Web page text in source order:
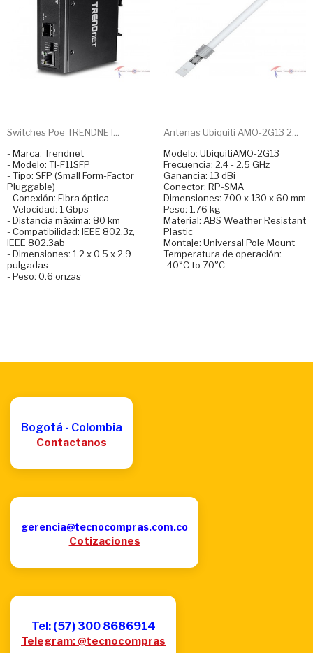
Switches Poe TRENDNET...
- Marca: Trendnet
- Modelo: TI-F11SFP
- Tipo: SFP (Small Form-Factor
Pluggable)
- Conexión: Fibra óptica
- Velocidad: 1 Gbps
- Distancia máxima: 80 km
- Compatibilidad: IEEE 802.3z,
IEEE 802.3ab
- Dimensiones: 1.2 x 0.5 x 2.9
pulgadas
- Peso: 0.6 onzas
Antenas Ubiquiti AMO-2G13 2...
Modelo: UbiquitiAMO-2G13
Frecuencia: 2.4 - 2.5 GHz
Ganancia: 13 dBi
Conector: RP-SMA
Dimensiones: 700 x 130 x 60 mm
Peso: 1.76 kg
Material: ABS Weather Resistant
Plastic
Montaje: Universal Pole Mount
Temperatura de operación:
-40°C to 70°C
Bogotá - Colombia
Contactanos
gerencia@tecnocompras.com.co
Cotizaciones
Tel: (57) 300 8686914
Telegram: @tecnocompras